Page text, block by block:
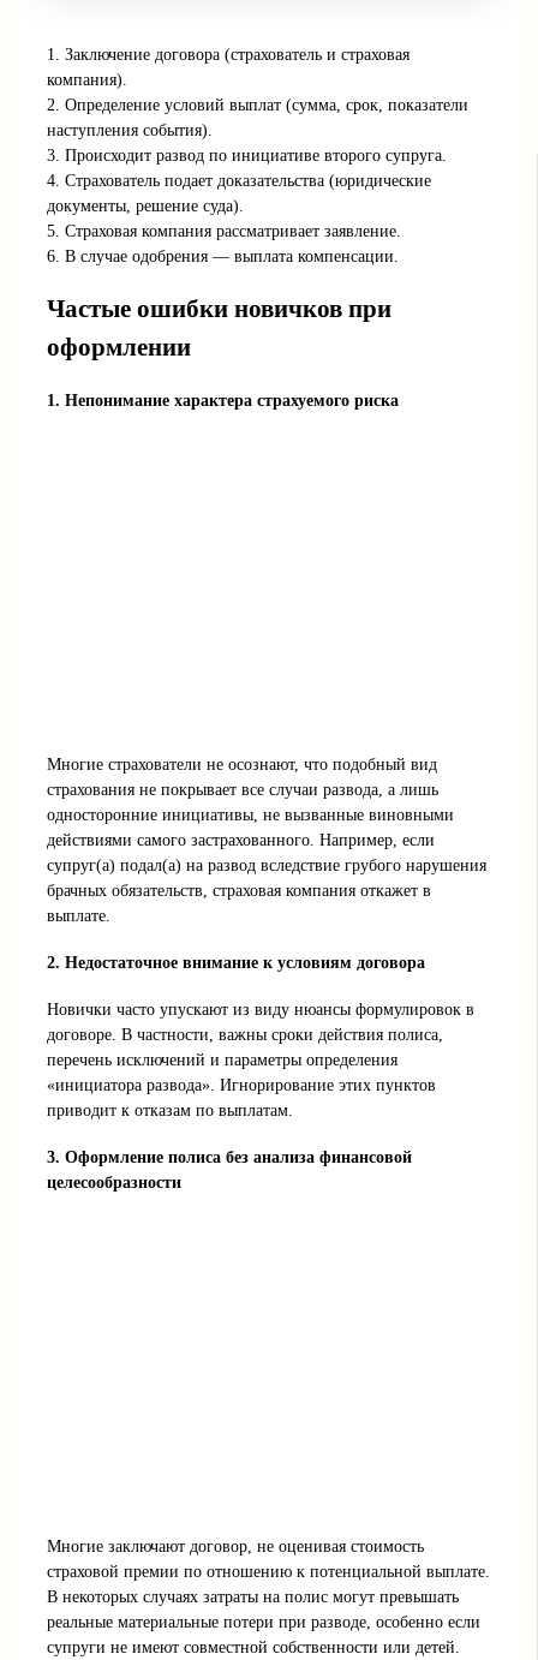
1. Заключение договора (страхователь и страховая
компания).
2. Определение условий выплат (сумма, срок, показатели
наступления события).
3. Происходит развод по инициативе второго супруга.
4. Страхователь подает доказательства (юридические
документы, решение суда).
5. Страховая компания рассматривает заявление.
6. В случае одобрения — выплата компенсации.
Частые ошибки новичков при
оформлении
1. Непонимание характера страхуемого риска
Многие страхователи не осознают, что подобный вид
страхования не покрывает все случаи развода, а лишь
односторонние инициативы, не вызванные виновными
действиями самого застрахованного. Например, если
супруг(а) подал(а) на развод вследствие грубого нарушения
брачных обязательств, страховая компания откажет в
выплате.
2. Недостаточное внимание к условиям договора
Новички часто упускают из виду нюансы формулировок в
договоре. В частности, важны сроки действия полиса,
перечень исключений и параметры определения
«инициатора развода». Игнорирование этих пунктов
приводит к отказам по выплатам.
3. Оформление полиса без анализа финансовой
целесообразности
Многие заключают договор, не оценивая стоимость
страховой премии по отношению к потенциальной выплате.
В некоторых случаях затраты на полис могут превышать
реальные материальные потери при разводе, особенно если
супруги не имеют совместной собственности или детей.